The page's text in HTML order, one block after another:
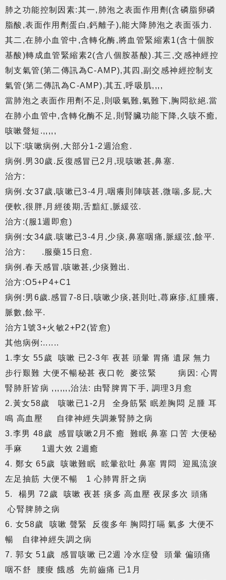
肺之功能控制因素:其一,肺泡之表面作用劑(含磷脂卵磷
脂酸,表面作用劑蛋白,鈣離子),能大降肺泡之表面張力.
其二,在肺小血管中,含轉化酶,將血管緊縮素1(含十個胺
基酸)轉成血管緊縮素2(含八個胺基酸).其三,交感神經控
制支氣管(第二傳訊為C-AMP),其四,副交感神經控制支
氣管(第二傳訊為C-AMP),其五,呼吸肌,,,,
當肺泡之表面作用劑不足,則吸氣難,氣難下,胸悶欲絕.當
在肺小血管中,含轉化酶不足,則腎臟功能下降,久咳不癒,
咳嗽聲短.,,,,,
以下:咳嗽病例,大部分1-2週治愈.
病例.男30歲.反復感冒已2月,現咳嗽甚,鼻塞.
治方:
病例.女37歲,咳嗽已3-4月,咽癢則陣咳甚,微喘,多屁,大
便軟,很胖,月經後期,舌黯紅,脈緩弦.
治方:(服1週即愈)
病例:女34歲.咳嗽已3-4月,少痰,鼻塞咽痛,脈緩弦,餘平.
治方: .服藥15日愈.
病例.春天感冒,咳嗽甚,少痰難出.
治方:O5+P4+C1
病例:男6歲.感冒7-8日,咳嗽少痰,甚則吐,蕁麻疹,紅腫癢,
脈數,餘平.
治方1號3+火敏2+P2(皆愈)
其他病例:......
1.李女 55歲 咳嗽 已2-3年 夜甚 頭暈 胃痛 遺尿 無力
步行艱難 大便不暢秘甚 夜口乾 麥弦緊 病因: 心胃
腎肺肝皆病 ,,,,,,,治法: 由腎脾胃下手, 調理3月愈
2.黃女58歲 咳嗽已1-2月 全身筋緊 眠差胸悶 足腫 耳
鳴 高血壓 自律神經失調兼腎肺之病
3.李男 48歲 感冒咳嗽2月不癒 難眠 鼻塞 口苦 大便秘
手麻 1週大效 2週癒
4. 鄭女 65歲 咳嗽難眠 眩暈欲吐 鼻塞 胃悶 迎風流淚
左足抽筋 大便不暢 1 心肺胃肝之病
5. 楊男 72歲 咳嗽 夜甚 痰多 高血壓 夜尿多次 頭痛
心腎脾肺之病
6. 女58歲 咳嗽 聲緊 反復多年 胸悶打嗝 氣多 大便不
暢 自律神經失調之病
7. 郭女 51歲 感冒咳嗽 已2週 冷水症發 頭暈 偏頭痛
咽不舒 腰痠 餓感 先前齒痛 已1月